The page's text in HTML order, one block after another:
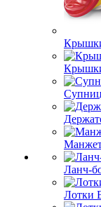
Ланч-
Лотки